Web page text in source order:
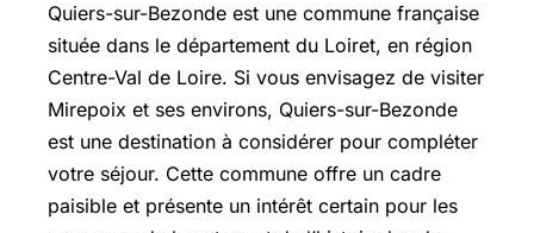
Quiers-sur-Bezonde est une commune française
située dans le département du Loiret, en région
Centre-Val de Loire. Si vous envisagez de visiter
Mirepoix et ses environs, Quiers-sur-Bezonde
est une destination à considérer pour compléter
votre séjour. Cette commune offre un cadre
paisible et présente un intérêt certain pour les